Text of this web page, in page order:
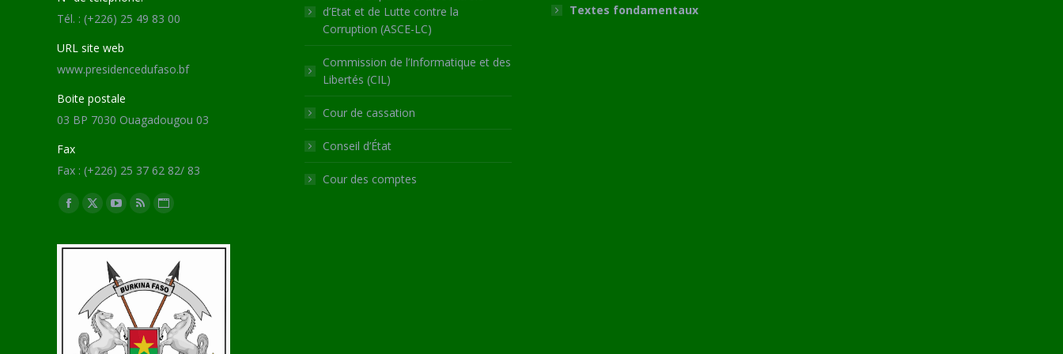
Tél. : (+226) 25 49 83 00
URL site web
www.presidencedufaso.bf
Boite postale
03 BP 7030 Ouagadougou 03
Fax
Fax : (+226) 25 37 62 82/ 83
Trouvez nous sur :
Facebook
opens
window
X
opens
new
window
YouTube
opens
in
new
window
RSS
opens
new
window
Site
page
opens
in
new
window
d’Etat et de Lutte contre la
Corruption (ASCE-LC)
Commission de l’Informatique et des
Libertés (CIL)
Cour de cassation
Conseil d’État
Cour des comptes
Textes fondamentaux